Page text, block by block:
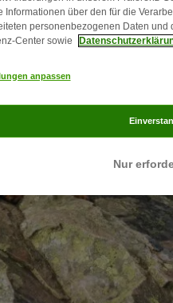
Informationen über den für die
personenbezogenen Daten und
Center sowie
anpassen
Nur